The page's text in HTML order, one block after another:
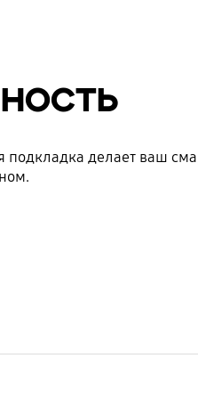
подкладка делает ваш